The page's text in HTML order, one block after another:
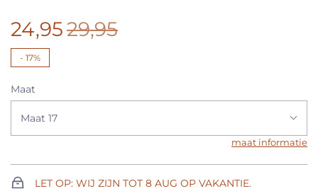
24,9529,95
- 17%
Maat
Maat 17
maat informatie
LET OP: WIJ ZIJN TOT 8 AUG OP VAKANTIE.